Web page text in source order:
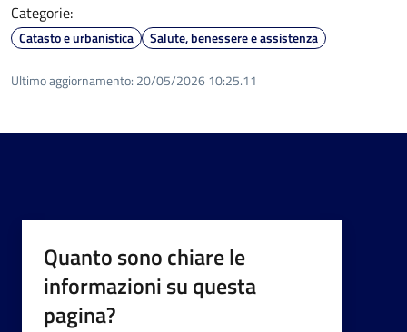
Categorie:
Catasto e urbanistica Salute, benessere e assistenza
Ultimo aggiornamento: 20/05/2026 10:25.11
Quanto sono chiare le
informazioni su questa
pagina?